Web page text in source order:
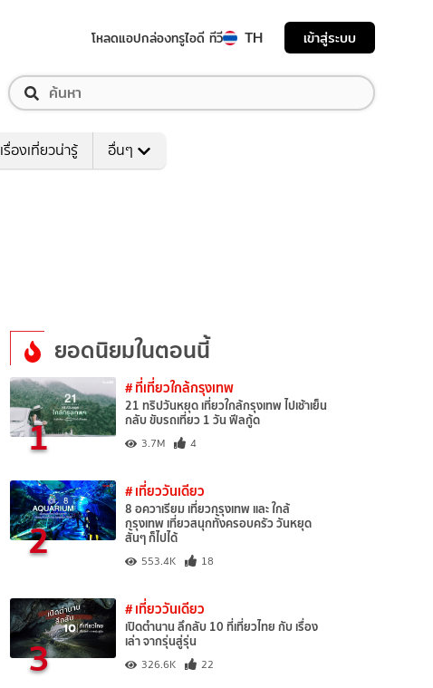
โหลดแอปกล่องทรูไอดี ทีวี TH เข้าสู่ระบบ
เรื่องเที่ยวน่ารู้ อื่นๆ
ยอดนิยมในตอนนี้
1
# ที่เที่ยวใกล้กรุงเทพ
21 ทริปวันหยุด เที่ยวใกล้กรุงเทพ ไปเช้าเย็น
กลับ ขับรถเที่ยว 1 วัน ฟีลกู้ด
3.7M 4
2
# เที่ยววันเดียว
8 อควาเรียม เที่ยวกรุงเทพ และ ใกล้
กรุงเทพ เที่ยวสนุกทั้งครอบครัว วันหยุด
สั้นๆ ก็ไปได้
553.4K 18
3
# เที่ยววันเดียว
เปิดตำนาน ลึกลับ 10 ที่เที่ยวไทย กับ เรื่อง
เล่า จากรุ่นสู่รุ่น
326.6K 22